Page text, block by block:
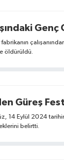
öldürüldü.
Güreş
14 Eylül 2024
belirtti.